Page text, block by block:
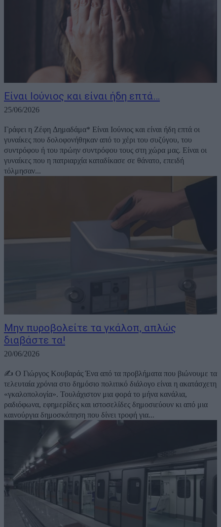
Είναι Ιούνιος και είναι ήδη επτά…
25/06/2026
Γράφει η Ζέφη Δημαδάμα* Είναι Ιούνιος και είναι ήδη επτά οι
γυναίκες που δολοφονήθηκαν από το χέρι του συζύγου, του
συντρόφου ή του πρώην συντρόφου τους στη χώρα μας. Είναι οι
γυναίκες που η πατριαρχία καταδίκασε σε θάνατο, επειδή
τόλμησαν...
Μην πυροβολείτε τα γκάλοπ, απλώς
διαβάστε τα!
20/06/2026
✍️ Ο Γιώργος Κουβαράς Ένα από τα προβλήματα που βιώνουμε τα
τελευταία χρόνια στο δημόσιο πολιτικό διάλογο είναι η ακατάσχετη
«γκαλοπολογία». Τουλάχιστον μια φορά το μήνα κανάλια,
ραδιόφωνα, εφημερίδες και ιστοσελίδες δημοσιεύουν κι από μια
καινούργια δημοσκόπηση που δίνει τροφή για...